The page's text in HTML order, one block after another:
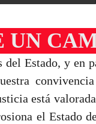
UN
Estado, y en
está
el Estado